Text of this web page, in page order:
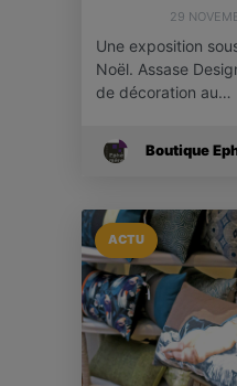
29
Une exposition
Noël. Assase
de décoration au…
Boutique
ACTU